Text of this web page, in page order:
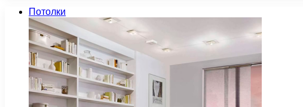
Потолки